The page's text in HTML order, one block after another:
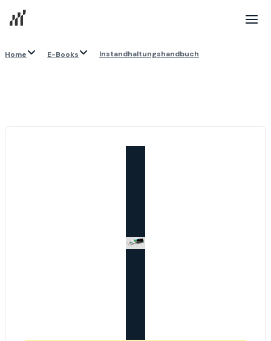
Home E-Books Instandhaltungshandbuch